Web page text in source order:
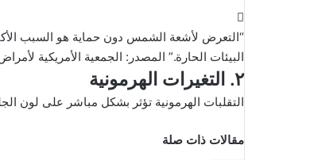
“التعرض لأشعة الشمس دون حماية هو السبب
البيئات الحارة.” المصدر: الجمعية الأمريكية لأمراض
٢. التغيرات الهرمونية
التقلبات الهرمونية تؤثر بشكل مباشر على لون
مقالات ذات صلة